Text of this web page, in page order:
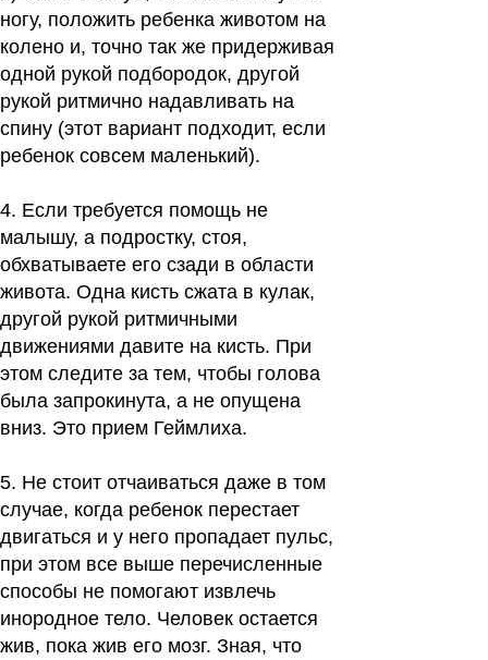
ногу, положить ребенка животом на
колено и, точно так же придерживая
одной рукой подбородок, другой
рукой ритмично надавливать на
спину (этот вариант подходит, если
ребенок совсем маленький).
4. Если требуется помощь не
малышу, а подростку, стоя,
обхватываете его сзади в области
живота. Одна кисть сжата в кулак,
другой рукой ритмичными
движениями давите на кисть. При
этом следите за тем, чтобы голова
была запрокинута, а не опущена
вниз. Это прием Геймлиха.
5. Не стоит отчаиваться даже в том
случае, когда ребенок перестает
двигаться и у него пропадает пульс,
при этом все выше перечисленные
способы не помогают извлечь
инородное тело. Человек остается
жив, пока жив его мозг. Зная, что